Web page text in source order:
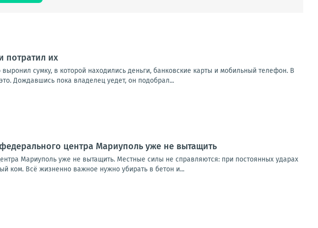
потратил их
сумку, в которой находились деньги, банковские карты и мобильный телефон. В
Дождавшись пока владелец уедет, он подобрал...
центра Мариуполь уже не вытащить
Мариуполь уже не вытащить. Местные силы не справляются: при постоянных ударах
ком. Всё жизненно важное нужно убирать в бетон и...